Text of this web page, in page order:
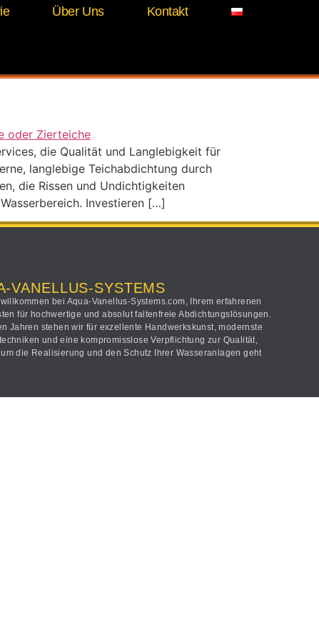
Über Uns Kontakt
die Qualität und Langlebigkeit für
langlebige Teichabdichtung durch
die Rissen und Undichtigkeiten
Investieren […]
VANELLUS-SYSTEMS
bei Aqua-Vanellus-Systems.com, Ihrem erfahrenen
für hochwertige und absolut faltenfreie Abdichtungslösungen.
Jahren stehen wir für exzellente Handwerkskunst, modernste
und eine kompromisslose Verpflichtung zur Qualität,
die Realisierung und den Schutz Ihrer Wasseranlagen geht